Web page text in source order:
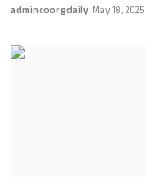
admincoorgdaily May 18, 2025